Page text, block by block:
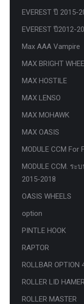
EVEREST ปี 2015-
EVEREST ปี2012-
Max AAA Vampire
MAX BRIGHT
MAX HOSTILE
MAX LENSO
MAX MOHAWK
MAX OASIS
MODULE CCM For
MODULE CCM. ระ
2015-2018
OASIS WHEELS
option
PINTLE HOOK
RAPTOR
ROLLBAR OPTION
ROLLER LID HAMER
ROLLER MASTER